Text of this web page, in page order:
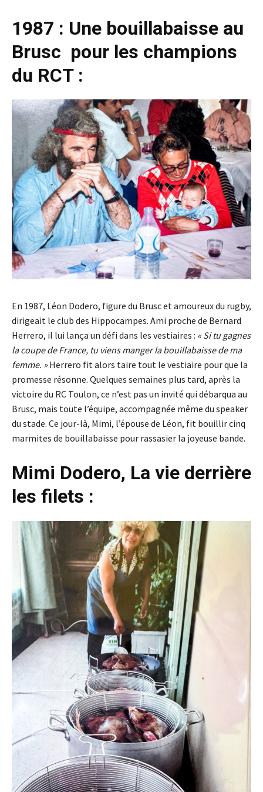
1987 : Une bouillabaisse au
Brusc pour les champions
du RCT :
En 1987, Léon Dodero, figure du Brusc et amoureux du rugby,
dirigeait le club des Hippocampes. Ami proche de Bernard
Herrero, il lui lança un défi dans les vestiaires : « Si tu gagnes
la coupe de France, tu viens manger la bouillabaisse de ma
femme. »Herrero fit alors taire tout le vestiaire pour que la
promesse résonne. Quelques semaines plus tard, après la
victoire du RC Toulon, ce n’est pas un invité qui débarqua au
Brusc, mais toute l’équipe, accompagnée même du speaker
du stade. Ce jour-là, Mimi, l’épouse de Léon, fit bouillir cinq
marmites de bouillabaisse pour rassasier la joyeuse bande.
Mimi Dodero, La vie derrière
les filets :